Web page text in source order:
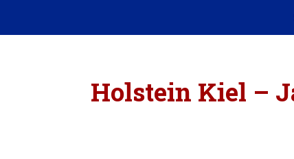
Holstein Kiel –